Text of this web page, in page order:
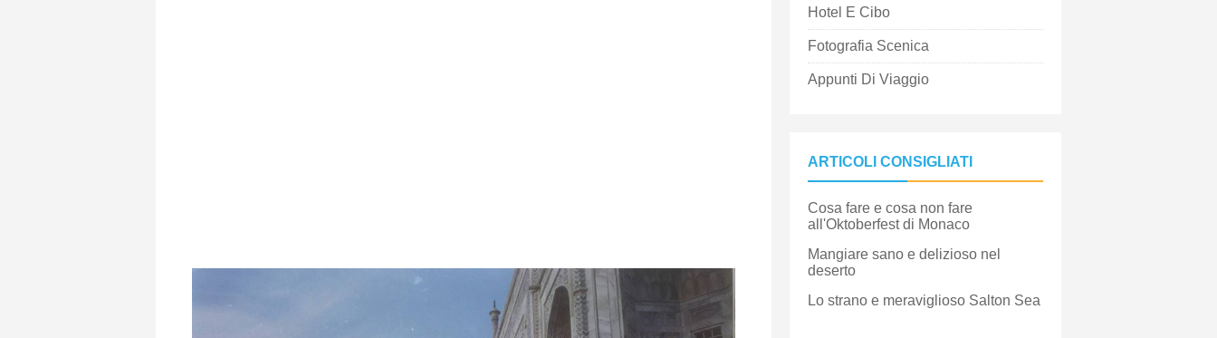
Hotel E Cibo
Fotografia Scenica
Appunti Di Viaggio
ARTICOLI CONSIGLIATI
Cosa fare e cosa non fare
all'Oktoberfest di Monaco
Mangiare sano e delizioso nel
deserto
Lo strano e meraviglioso Salton Sea